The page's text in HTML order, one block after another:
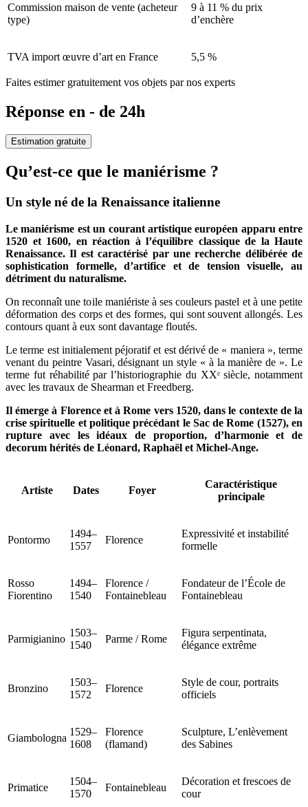
Commission maison de vente (acheteur
type)
9 à 11 % du prix
d’enchère
TVA import œuvre d’art en France 5,5 %
Faites estimer gratuitement vos objets par nos experts
Réponse en - de 24h
Estimation gratuite
Qu’est-ce que le maniérisme ?
Un style né de la Renaissance italienne
Le maniérisme est un courant artistique européen apparu entre
1520 et 1600, en réaction à l’équilibre classique de la Haute
Renaissance. Il est caractérisé par une recherche délibérée de
sophistication formelle, d’artifice et de tension visuelle, au
détriment du naturalisme.
On reconnaît une toile maniériste à ses couleurs pastel et à une petite
déformation des corps et des formes, qui sont souvent allongés. Les
contours quant à eux sont davantage floutés.
Le terme est initialement péjoratif et est dérivé de « maniera », terme
venant du peintre Vasari, désignant un style « à la manière de ». Le
terme fut réhabilité par l’historiographie du XXᵉ siècle, notamment
avec les travaux de Shearman et Freedberg.
Il émerge à Florence et à Rome vers 1520, dans le contexte de la
crise spirituelle et politique précédant le Sac de Rome (1527), en
rupture avec les idéaux de proportion, d’harmonie et de
decorum hérités de Léonard, Raphaël et Michel-Ange.
Artiste Dates Foyer
Caractéristique
principale
Pontormo
1494–
1557
Florence
Expressivité et instabilité
formelle
Rosso
Fiorentino
1494–
1540
Florence /
Fontainebleau
Fondateur de l’École de
Fontainebleau
Parmigianino
1503–
1540
Parme / Rome
Figura serpentinata,
élégance extrême
Bronzino
1503–
1572
Florence
Style de cour, portraits
officiels
Giambologna
1529–
1608
Florence
(flamand)
Sculpture, L’enlèvement
des Sabines
Primatice
1504–
1570
Fontainebleau
Décoration et frescoes de
cour